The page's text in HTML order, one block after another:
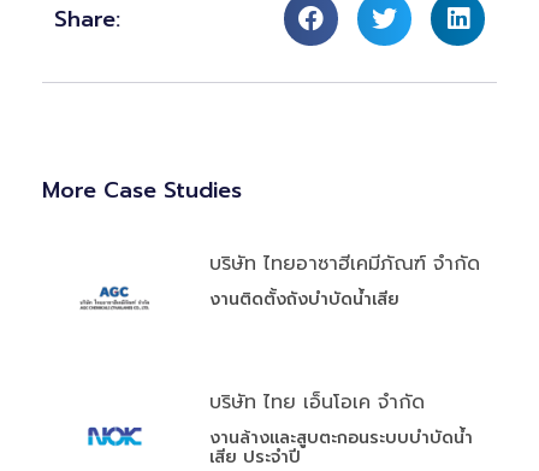
Share:
More Case Studies
บริษัท ไทยอาซาฮีเคมีภัณฑ์ จำกัด
งานติดตั้งถังบำบัดน้ำเสีย
บริษัท ไทย เอ็นโอเค จำกัด
งานล้างและสูบตะกอนระบบบำบัดน้ำ
เสีย ประจำปี